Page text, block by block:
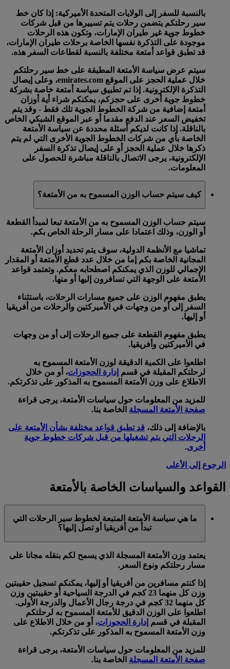
بالنسبة للسفر إلى الولايات المتحدة الأميركية: إذا كان خط
سير رحلتكم يتضمن رحلات يتم تسييرها من قبل شركات
خطوط جوية غير طيران الإمارات، وتكون هذه الرحلات
موجودة على التذكرة نفسها الخاصة برحلات طيران الإمارات،
قد تطبق قواعد أمتعة مختلفة بالنسبة لقطاعات السفر هذه.
سيتم عرض سياسة الأمتعة المطبقة على خط سير رحلتكم
خلال عملية الحجز على الموقع emirates.com، وعلى إيصال
التذكرة الإلكترونية. إذا تم تطبيق سياسة أمتعة خاصة بشركة
خطوط جوية أخرى على حجزكم، يمكنكم شراء أية أوزان
أمتعة إضافية من شركة الخطوط الجوية تلك فقط - وقد يتم
تخفيض السعر عند الدفع مقدما أو عبر الموقع الشبكي الخاص
بالناقلة. إذا كانت لديكم أسئلة محددة عن سياسة الأمتعة
الخاصة بأي من شركات الخطوط الجوية الأخرى التي لم يتم
ذكرها خلال عملية الحجز أو على إيصال تذكرة السفر
الإلكترونية، يرجى الاتصال بالناقلة مباشرة للحصول على
المعلومات.
كيف سيتم حساب الوزن المسموح به من الأمتعة؟
سيتم حساب الوزن المسموح به من الأمتعة تبعا لمبدأ
القطعة
أو الوزن، وذلك اعتمادا على مسار الرحلة الخاص بكم.
تماشيا مع الأنظمة الدولية، سوف يتم تحديد أوزان الأمتعة
المجانية الخاصة بكم إما من خلال عدد قطع الأمتعة أو المقدار
الإجمالي للوزن الذي يمكنكم اصطحابه معكم. وتعتمد قواعد
الأمتعة على الوجهة التي تسافرون إليها أو منها.
يطبق مفهوم الوزن على جميع مسارات الرحلات، باستثناء
السفر إلى أو من وجهات في الأميركتين والرحلات من أفريقيا
أو إليها.
يطبق مفهوم القطعة على جميع الرحلات إلى أو من وجهات
في الأميركتين وأفريقيا.
اطلعوا على الكمية الدقيقة لوزن الأمتعة المسموح به
لرحلتكم المقبلة في قسم إدارة الحجوزات، أو من خلال
الاطلاع على وزن الأمتعة المسموح به المذكور على تذكرتكم.
للمزيد من المعلومات حول سياسات الأمتعة، يرجى قراءة
صفحة الأمتعة المسجلة الخاصة بنا.
بالإضافة إلى ذلك، قد تطبق قواعد مختلفة بشأن الأمتعة على
الرحلات التي يتم تشغيلها من قبل شركات خطوط جوية
أخرى.
الرجوع إلى الأعلى
القواعد والسياسات الخاصة بالأمتعة
ما هي سياسة الأمتعة المتبعة لخطوط سير الرحلات التي
تبدأ من أفريقيا أو تصل إليها؟
يعتمد وزن الأمتعة المسجلة الذي يسمح لكم بنقله مجانا على
مسار رحلتكم ونوع السعر.
إذا كنتم مسافرين من أفريقيا أو إليها، يمكنكم تسجيل حقيبتين
وزن كل منهما 23 كجم في الدرجة السياحية أو حقيبتين وزن
كل منهما 32 كجم في درجة رجال الأعمال والدرجة الأولى.
اطلعوا على الوزن الدقيق للأمتعة المسموح به لرحلتكم
المقبلة في قسم إدارة الحجوزات، أو من خلال الاطلاع على
وزن الأمتعة المسموح به المذكور على تذكرتكم.
للمزيد من المعلومات حول سياسات الأمتعة، يرجى قراءة
صفحة الأمتعة المسجلة الخاصة بنا.